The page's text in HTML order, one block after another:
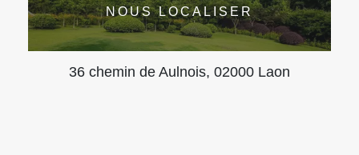
NOUS LOCALISER
36 chemin de Aulnois, 02000 Laon